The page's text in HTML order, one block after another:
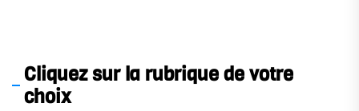
Cliquez sur la rubrique de votre
choix